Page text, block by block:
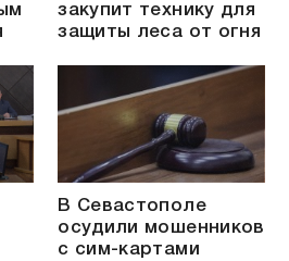
закупит технику для
защиты леса от огня
В Севастополе
осудили мошенников
с сим-картами